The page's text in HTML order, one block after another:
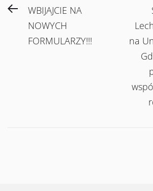
Post
navigation
PreviousWBIJAJCIE NA
NOWYCH
FORMULARZY!!!
na